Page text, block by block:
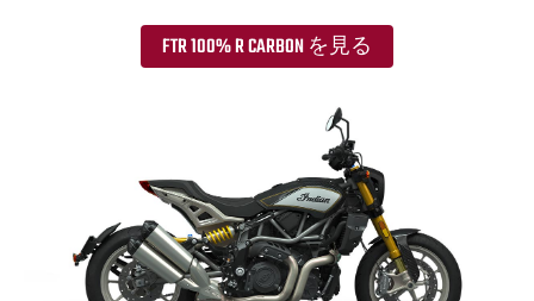
FTR 100% R CARBON を見る